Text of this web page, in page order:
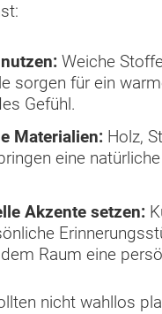
Weiche
sorgen für ein
Gefühl.
Materialien: Holz,
eine
Akzente setzen:
Raum eine
nicht wahllos